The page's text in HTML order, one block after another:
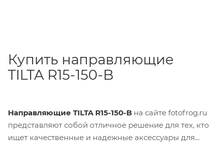
Купить направляющие
TILTA R15-150-B
Направляющие TILTA R15-150-B на сайте fotofrog.ru
представляют собой отличное решение для тех, кто
ищет качественные и надежные аксессуары для